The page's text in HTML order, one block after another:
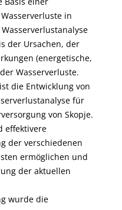
in
der Ursachen, der
(energetische,
Wasserverluste.
die Entwicklung von
für
von Skopje.
effektivere
der verschiedenen
ermöglichen und
der aktuellen
wurde die